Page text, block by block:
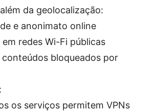
da geolocalização:
e anonimato online
redes Wi-Fi públicas
conteúdos bloqueados por
os serviços permitem VPNs